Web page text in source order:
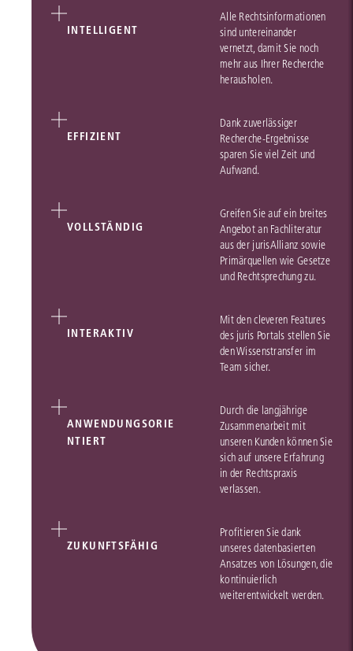
INTELLIGENT
Alle Rechtsinformationen
sind untereinander
vernetzt, damit Sie noch
mehr aus Ihrer Recherche
herausholen.
EFFIZIENT
Dank zuverlässiger
Recherche-Ergebnisse
sparen Sie viel Zeit und
Aufwand.
VOLLSTÄNDIG
Greifen Sie auf ein breites
Angebot an Fachliteratur
aus der jurisAllianz sowie
Primärquellen wie Gesetze
und Rechtsprechung zu.
INTERAKTIV
Mit den cleveren Features
des juris Portals stellen Sie
den Wissenstransfer im
Team sicher.
ANWENDUNGSORIE
NTIERT
Durch die langjährige
Zusammenarbeit mit
unseren Kunden können Sie
sich auf unsere Erfahrung
in der Rechtspraxis
verlassen.
ZUKUNFTSFÄHIG
Profitieren Sie dank
unseres datenbasierten
Ansatzes von Lösungen, die
kontinuierlich
weiterentwickelt werden.